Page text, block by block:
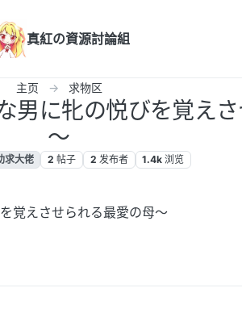
真紅の資源討論組
主页 求物区
男に牝の悦びを覚え
～
求大佬 2 帖子 2 发布者 1.4k 浏览
覚えさせられる最愛の母～